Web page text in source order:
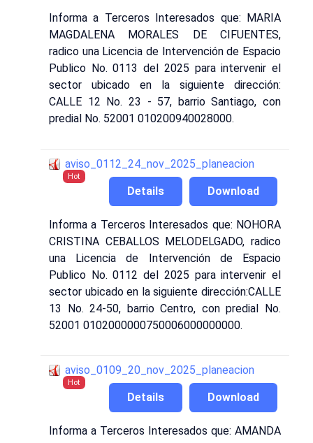
Informa a Terceros Interesados que: MARIA
MAGDALENA MORALES DE CIFUENTES,
radico una Licencia de Intervención de Espacio
Publico No. 0113 del 2025 para intervenir el
sector ubicado en la siguiente dirección:
CALLE 12 No. 23 - 57, barrio Santiago, con
predial No. 52001 010200940028000.
aviso_0112_24_nov_2025_planeacion
Hot
Download
Details
Informa a Terceros Interesados que: NOHORA
CRISTINA CEBALLOS MELODELGADO, radico
una Licencia de Intervención de Espacio
Publico No. 0112 del 2025 para intervenir el
sector ubicado en la siguiente dirección:CALLE
13 No. 24-50, barrio Centro, con predial No.
52001 0102000000750006000000000.
aviso_0109_20_nov_2025_planeacion
Hot
Download
Details
Informa a Terceros Interesados que: AMANDA